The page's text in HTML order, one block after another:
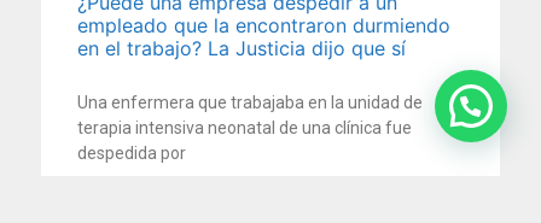
empleado que la encontraron durmiendo
en el trabajo? La Justicia dijo que sí
Una enfermera que trabajaba en la unidad de
terapia intensiva neonatal de una clínica fue
despedida por